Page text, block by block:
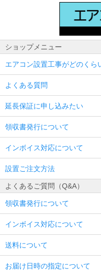
ショップメニュー
エアコン設置工事がどのくら
よくある質問
延長保証に申し込みたい
領収書発行について
インボイス対応について
設置ご注文方法
よくあるご質問（Q&A）
領収書発行について
インボイス対応について
送料について
お届け日時の指定について